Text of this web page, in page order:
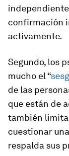
confirmación
activamente.
Segundo, los
mucho el “
de las
que están de
también limita
cuestionar
respalda sus